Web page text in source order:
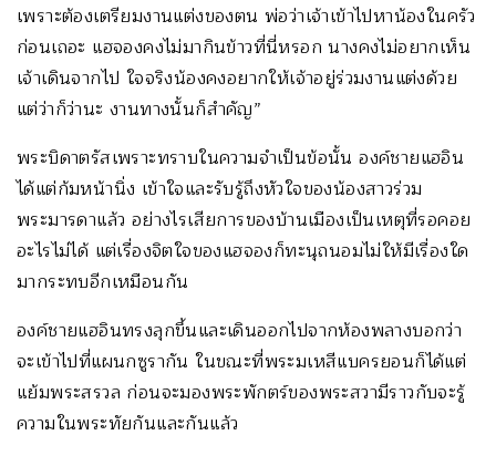
เพราะต้องเตรียมงานแต่งของตน พ่อว่าเจ้าเข้าไปหาน้องในครัว
ก่อนเถอะ แฮจองคงไม่มากินข้าวที่นี่หรอก นางคงไม่อยากเห็น
เจ้าเดินจากไป ใจจริงน้องคงอยากให้เจ้าอยู่ร่วมงานแต่งด้วย
แต่ว่าก็ว่านะ งานทางนั้นก็สำคัญ”
พระบิดาตรัสเพราะทราบในความจำเป็นข้อนั้น องค์ชายแฮอิน
ได้แต่ก้มหน้านิ่ง เข้าใจและรับรู้ถึงหัวใจของน้องสาวร่วม
พระมารดาแล้ว อย่างไรเสียการของบ้านเมืองเป็นเหตุที่รอคอย
อะไรไม่ได้ แต่เรื่องจิตใจของแฮจองก็ทะนุถนอมไม่ให้มีเรื่องใด
มากระทบอีกเหมือนกัน
องค์ชายแฮอินทรงลุกขึ้นและเดินออกไปจากห้องพลางบอกว่า
จะเข้าไปที่แผนกซูรากัน ในขณะที่พระมเหสีแบครยอนก็ได้แต่
แย้มพระสรวล ก่อนจะมองพระพักตร์ของพระสวามีราวกับจะรู้
ความในพระทัยกันและกันแล้ว